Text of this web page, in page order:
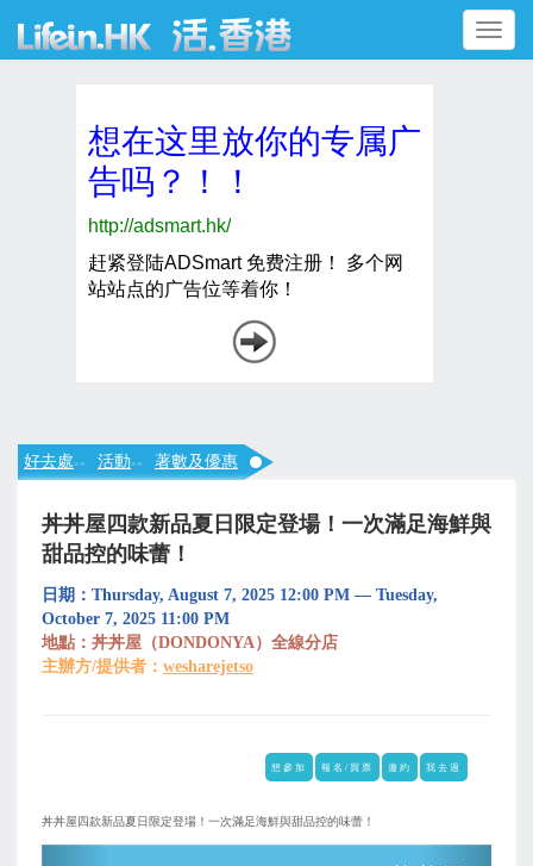
Toggle
navigation
好去處>> 活動>> 著數及優惠
丼丼屋四款新品夏日限定登場！一次滿足海鮮與
甜品控的味蕾！
日期：Thursday, August 7, 2025 12:00 PM — Tuesday,
October 7, 2025 11:00 PM
地點：丼丼屋（DONDONYA）全線分店
主辦方/提供者： wesharejetso
想參加 報名/買票 邀約 我去過
丼丼屋四款新品夏日限定登場！一次滿足海鮮與甜品控的味蕾！